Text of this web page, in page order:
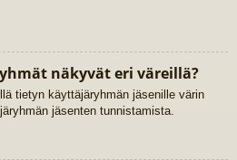
näkyvät eri väreillä?
tietyn käyttäjäryhmän jäsenille värin
jäsenten tunnistamista.